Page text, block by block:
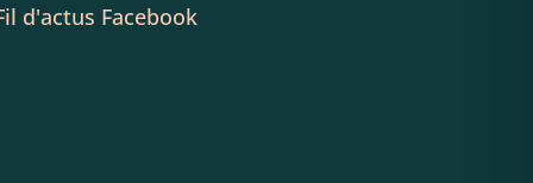
d'actus Facebook